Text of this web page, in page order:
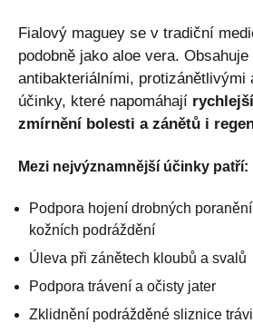
Fialový maguey se v tradiční
podobně jako aloe vera.
antibakteriálními, protizánětlivými
účinky, které napomáhají
zmírnění bolesti a zánětů i
Mezi nejvýznamnější účinky patří:
Podpora hojení drobných
kožních podráždění
Úleva při zánětech kloubů a svalů
Podpora trávení a očisty jater
Zklidnění podrážděné sliznice